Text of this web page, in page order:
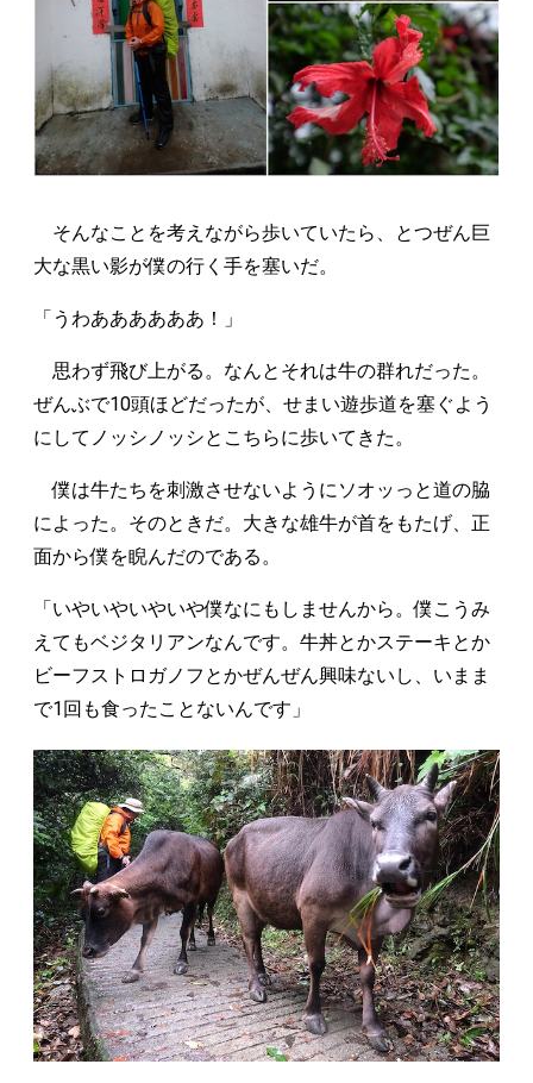
そんなことを考えながら歩いていたら、とつぜん巨
大な黒い影が僕の行く手を塞いだ。
「うわああああああ！」
思わず飛び上がる。なんとそれは牛の群れだった。
ぜんぶで10頭ほどだったが、せまい遊歩道を塞ぐよう
にしてノッシノッシとこちらに歩いてきた。
僕は牛たちを刺激させないようにソオッっと道の脇
によった。そのときだ。大きな雄牛が首をもたげ、正
面から僕を睨んだのである。
「いやいやいやいや僕なにもしませんから。僕こうみ
えてもベジタリアンなんです。牛丼とかステーキとか
ビーフストロガノフとかぜんぜん興味ないし、いまま
で1回も食ったことないんです」